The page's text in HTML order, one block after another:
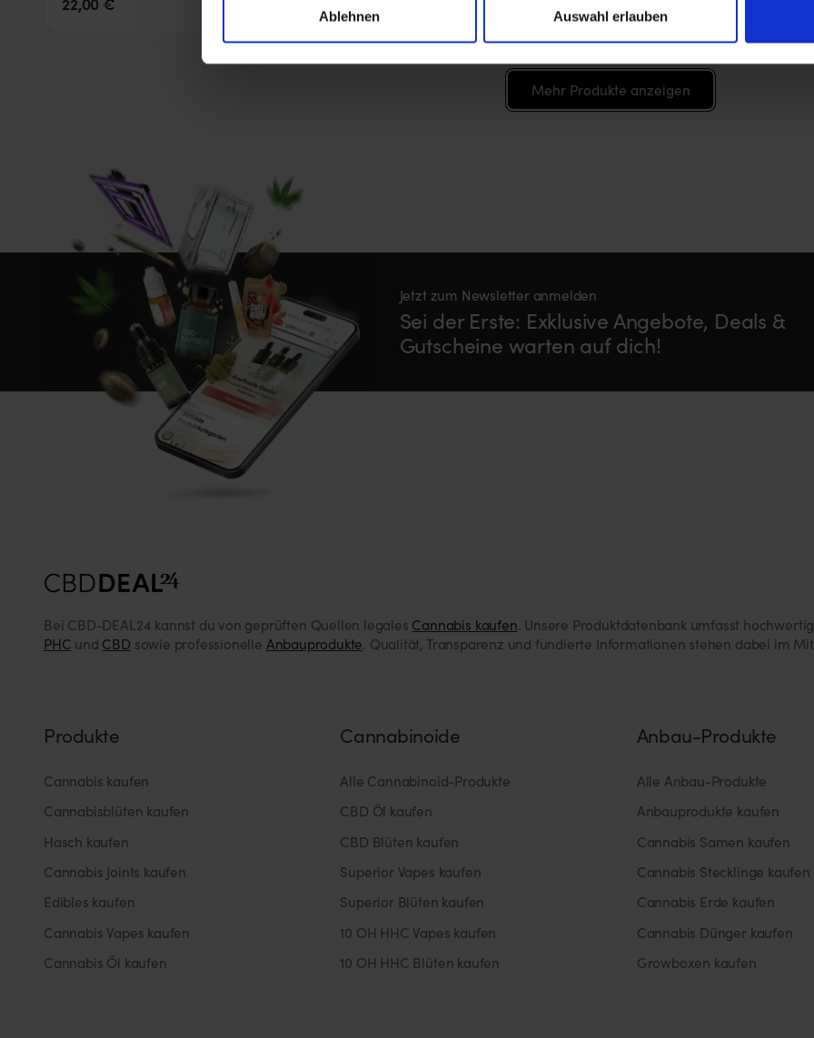
Ablehnen Auswahl erlauben
19,00 €
Mehr Produkte anzeigen
Jetzt zum Newsletter anmelden
Sei der Erste: Exklusive Angebote, Deals &
Gutscheine warten auf dich!
Bei CBD-DEAL24 kannst du von geprüften Quellen legales Cannabis kaufen. Unsere Produktdatenbank umfasst
PHC und CBD sowie professionelle Anbauprodukte. Qualität, Transparenz und fundierte Informationen stehen dabei im
Produkte
Cannabis kaufen
Cannabisblüten kaufen
Hasch kaufen
Cannabis Joints kaufen
Edibles kaufen
Cannabis Vapes kaufen
Cannabis Öl kaufen
Cannabinoide
Alle Cannabinoid-Produkte
CBD Öl kaufen
CBD Blüten kaufen
Superior Vapes kaufen
Superior Blüten kaufen
10 OH HHC Vapes kaufen
10 OH HHC Blüten kaufen
Anbau-Produkte
Alle Anbau-Produkte
Anbauprodukte kaufen
Cannabis Samen kaufen
Cannabis Stecklinge kaufen
Cannabis Erde kaufen
Cannabis Dünger kaufen
Growboxen kaufen